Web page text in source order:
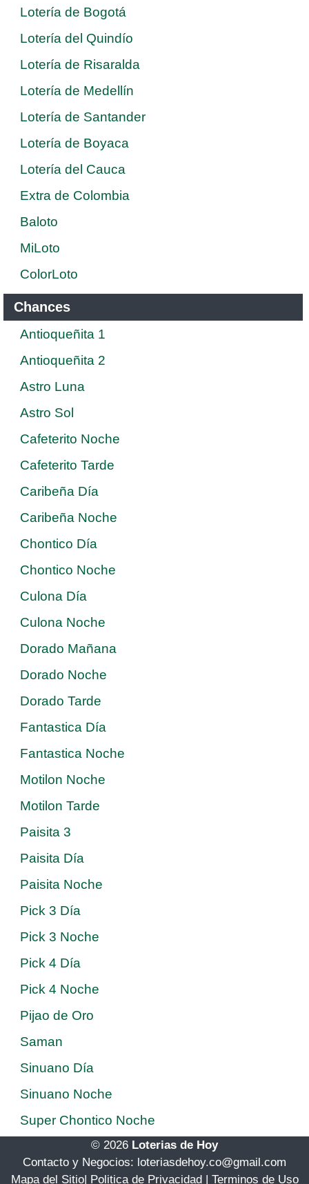
Lotería de Bogotá
Lotería del Quindío
Lotería de Risaralda
Lotería de Medellín
Lotería de Santander
Lotería de Boyaca
Lotería del Cauca
Extra de Colombia
Baloto
MiLoto
ColorLoto
Chances
Antioqueñita 1
Antioqueñita 2
Astro Luna
Astro Sol
Cafeterito Noche
Cafeterito Tarde
Caribeña Día
Caribeña Noche
Chontico Día
Chontico Noche
Culona Día
Culona Noche
Dorado Mañana
Dorado Noche
Dorado Tarde
Fantastica Día
Fantastica Noche
Motilon Noche
Motilon Tarde
Paisita 3
Paisita Día
Paisita Noche
Pick 3 Día
Pick 3 Noche
Pick 4 Día
Pick 4 Noche
Pijao de Oro
Saman
Sinuano Día
Sinuano Noche
Super Chontico Noche
© 2026 Loterias de Hoy
Contacto y Negocios: loteriasdehoy.co@gmail.com
Mapa del Sitio| Politica de Privacidad| Terminos de Uso